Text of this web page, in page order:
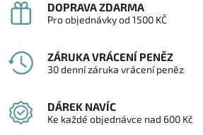
DOPRAVA ZDARMA
Pro objednávky od 1500 KČ
ZÁRUKA VRÁCENÍ PENĚZ
30 denní záruka vrácení peněz
DÁREK NAVÍC
Ke každé objednávce nad 600 Kč